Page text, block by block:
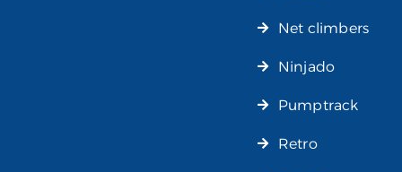
Net climbers
Ninjado
Pumptrack
Retro